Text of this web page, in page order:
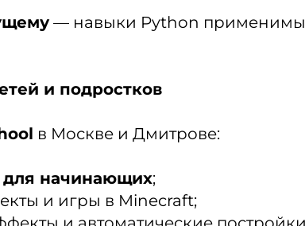
— навыки Python применимы
и подростков
в Москве и Дмитрове:
для начинающих;
и игры в Minecraft;